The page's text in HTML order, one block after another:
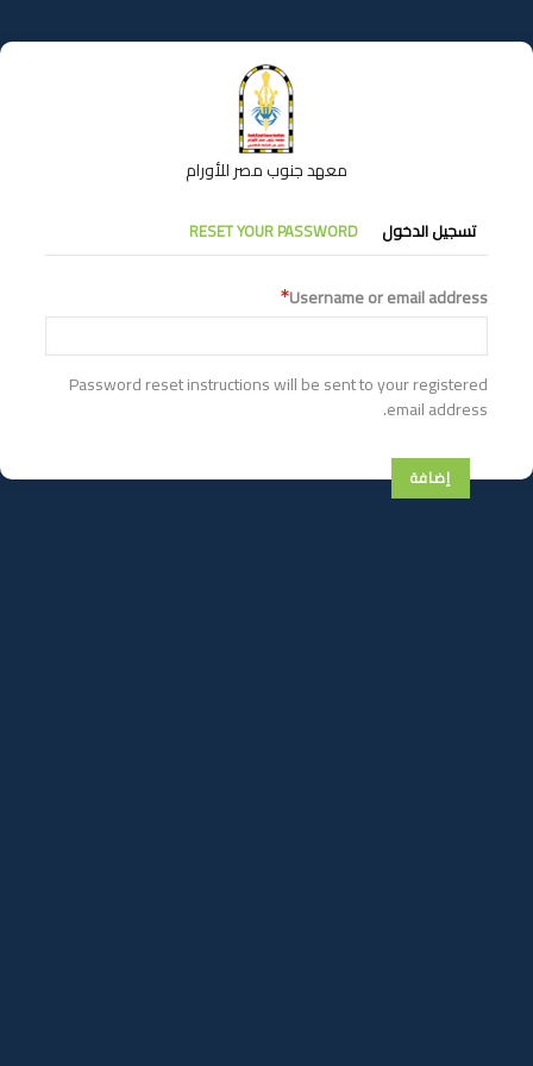
إلى
المحتوى
معهد جنوب مصر للأورام
التبويبات
الأساسية
تسجيل الدخول RESET YOUR PASSWORD
Username or email address
Password reset instructions will be sent to your registered
email address.